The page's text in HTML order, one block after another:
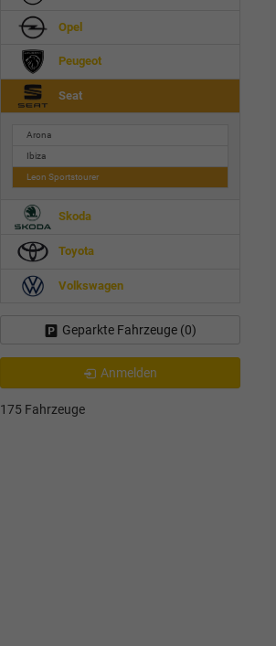
Opel
Peugeot
Seat
Arona
Ibiza
Leon Sportstourer
Skoda
Toyota
Volkswagen
Geparkte Fahrzeuge (0)
Anmelden
175 Fahrzeuge